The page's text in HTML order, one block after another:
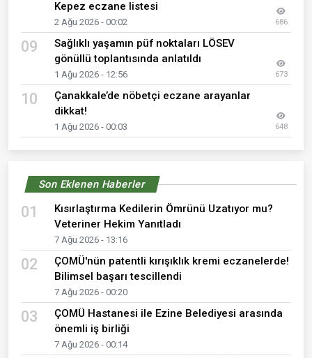
Kepez eczane listesi
2 Ağu 2026 - 00:02 686
09
Sağlıklı yaşamın püf noktaları LÖSEV
gönüllü toplantısında anlatıldı
1 Ağu 2026 - 12:56 673
10
Çanakkale’de nöbetçi eczane arayanlar
dikkat!
1 Ağu 2026 - 00:03 648
Son Eklenen Haberler
01
Kısırlaştırma Kedilerin Ömrünü Uzatıyor mu?
Veteriner Hekim Yanıtladı
7 Ağu 2026 - 13:16
02
ÇOMÜ'nün patentli kırışıklık kremi eczanelerde!
Bilimsel başarı tescillendi
7 Ağu 2026 - 00:20
03
ÇOMÜ Hastanesi ile Ezine Belediyesi arasında
önemli iş birliği
7 Ağu 2026 - 00:14